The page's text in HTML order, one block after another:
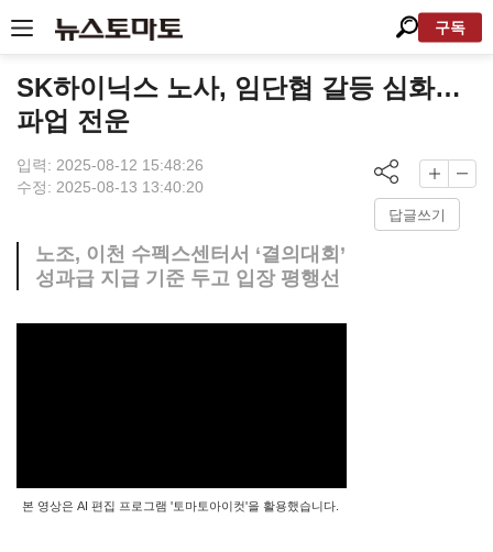
구독
SK하이닉스 노사, 임단협 갈등 심화…
파업 전운
입력: 2025-08-12 15:48:26
수정: 2025-08-13 13:40:20
답글쓰기
노조, 이천 수펙스센터서 ‘결의대회’
성과급 지급 기준 두고 입장 평행선
본 영상은 AI 편집 프로그램 '토마토아이컷'을 활용했습니다.